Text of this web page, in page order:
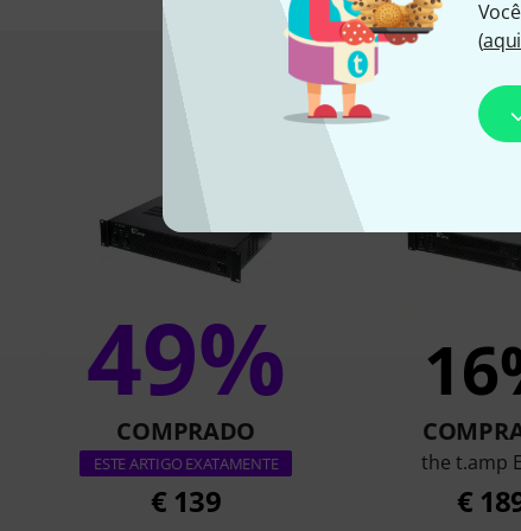
(aqui
Eis o que
49%
COMPRADO
ESTE ARTIGO EXATAMENTE
€ 139
the t.amp
€